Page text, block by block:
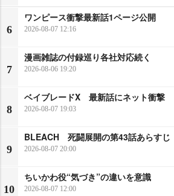
6
ワンピース衝撃最新話1ページ公開
2026-08-07 12:16
7
漫画雑誌の付録巡り各社対応続く
2026-08-06 19:20
8
ベイブレードX 最新話にネット衝撃
2026-08-07 19:03
9
BLEACH 死闘展開の第43話あらすじ
2026-08-07 20:00
10
ちいかわ役“気づき”の違いを意識
2026-08-07 12:00